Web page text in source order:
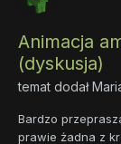
Animacja
(dyskusja)
temat dodał
Bardzo
prawie żadna z